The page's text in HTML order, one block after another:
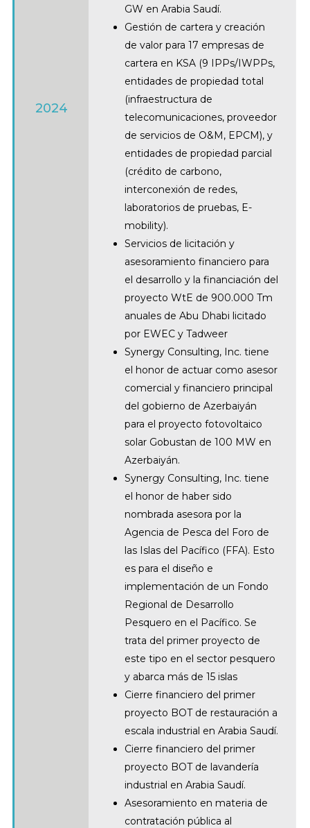
2024
GW en Arabia Saudí.
Gestión de cartera y creación
de valor para 17 empresas de
cartera en KSA (9 IPPs/IWPPs,
entidades de propiedad total
(infraestructura de
telecomunicaciones, proveedor
de servicios de O&M, EPCM), y
entidades de propiedad parcial
(crédito de carbono,
interconexión de redes,
laboratorios de pruebas, E-
mobility).
Servicios de licitación y
asesoramiento financiero para
el desarrollo y la financiación del
proyecto WtE de 900.000 Tm
anuales de Abu Dhabi licitado
por EWEC y Tadweer
Synergy Consulting, Inc. tiene
el honor de actuar como asesor
comercial y financiero principal
del gobierno de Azerbaiyán
para el proyecto fotovoltaico
solar Gobustan de 100 MW en
Azerbaiyán.
Synergy Consulting, Inc. tiene
el honor de haber sido
nombrada asesora por la
Agencia de Pesca del Foro de
las Islas del Pacífico (FFA). Esto
es para el diseño e
implementación de un Fondo
Regional de Desarrollo
Pesquero en el Pacífico. Se
trata del primer proyecto de
este tipo en el sector pesquero
y abarca más de 15 islas
Cierre financiero del primer
proyecto BOT de restauración a
escala industrial en Arabia Saudí.
Cierre financiero del primer
proyecto BOT de lavandería
industrial en Arabia Saudí.
Asesoramiento en materia de
contratación pública al